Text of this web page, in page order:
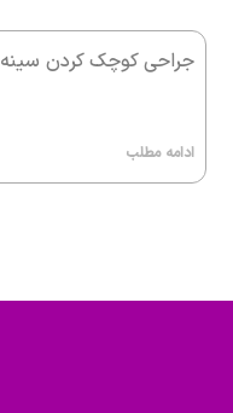
جراحی کوچک کردن سینه
ادامه مطلب